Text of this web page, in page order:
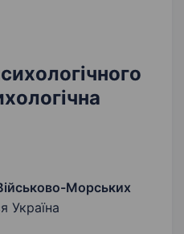
Морських
Україна